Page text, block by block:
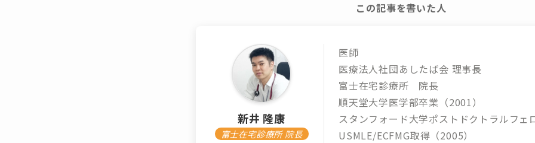
この記事を書いた人
新井 隆康
富士在宅診療所 院長
医師
医療法人社団あしたば会 理事長
富士在宅診療所 院長
順天堂大学医学部卒業（2001）
スタンフォード大学ポストドクトラルフェ
USMLE/ECFMG取得（2005）